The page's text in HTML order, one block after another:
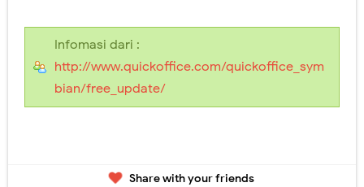
Infomasi dari :
http://www.quickoffice.com/quickoffice_sym
bian/free_update/
Share with your friends